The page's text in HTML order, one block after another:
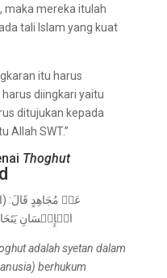
maka mereka itulah
tali Islam yang kuat
itu harus
diingkari yaitu
ditujukan kepada
Allah SWT.”
Thoghut
عَنۡ مُجَاهِدٍ
الۡإِنۡسَانِ
adalah syetan dalam
berhukum